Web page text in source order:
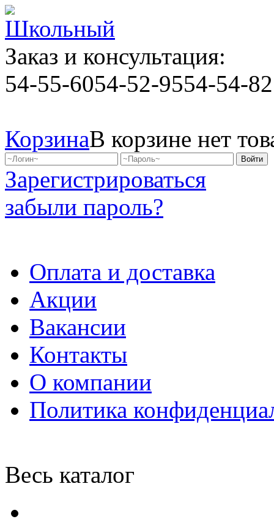
Заказ и консультация:
54-55-6054-52-9554-54-82
КорзинаВ корзине нет
Зарегистрироваться
забыли пароль?
Оплата и доставка
Акции
Вакансии
Контакты
О компании
Политика
Весь каталог